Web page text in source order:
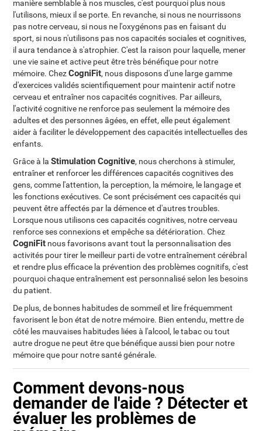
manière semblable à nos muscles, c'est pourquoi plus nous
l'utilisons, mieux il se porte. En revanche, si nous ne nourrissons
pas notre cerveau, si nous ne l'oxygénons pas en faisant du
sport, si nous n'utilisons pas nos capacités sociales et cognitives,
il aura tendance à s'atrophier. C'est la raison pour laquelle, mener
une vie saine et active peut être très bénéfique pour notre
mémoire. ChezCogniFit, nous disposons d'une large gamme
d'exercices validés scientifiquement pour maintenir actif notre
cerveau et entraîner nos capacités cognitives. Par ailleurs,
l'activité cognitive ne renforce pas seulement la mémoire des
adultes et des personnes âgées, en effet, elle peut également
aider à faciliter le développement des capacités intellectuelles des
enfants.
Grâce à laStimulation Cognitive, nous cherchons à stimuler,
entraîner et renforcer les différences capacités cognitives des
gens, comme l'attention, la perception, la mémoire, le langage et
les fonctions exécutives. Ce sont précisément ces capacités qui
peuvent être affectés par la démence et d'autres troubles.
Lorsque nous utilisons ces capacités cognitives, notre cerveau
renforce ses connexions et empêche sa détérioration. Chez
CogniFit nous favorisons avant tout la personnalisation des
activités pour tirer le meilleur parti de votre entraînement cérébral
et rendre plus efficace la prévention des problèmes cognitifs, c'est
pourquoi chaque entraînement est personnalisé selon les besoins
du patient.
De plus, de bonnes habitudes de sommeil et lire fréquemment
favorisent le bon état de notre mémoire. Bien entendu, mettre de
côté les mauvaises habitudes liées à l'alcool, le tabac ou tout
autre drogue ne peut être que bénéfique aussi bien pour notre
mémoire que pour notre santé générale.
Comment devons-nous
demander de l'aide ? Détecter et
évaluer les problèmes de